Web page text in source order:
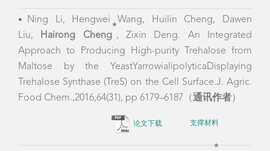
•
Ning Li, Hengwei Wang, Huilin Cheng, Dawen
Liu,
Hairong Cheng
*
, Zixin Deng. An Integrated
Approach to Producing High-purity Trehalose from
Maltose by the YeastYarrowialipolyticaDisplaying
Trehalose Synthase (TreS) on the Cell Surface.J. Agric.
Food Chem.,2016,64(31), pp 6179–6187（通讯作者）
论文下载 支撑材料
*